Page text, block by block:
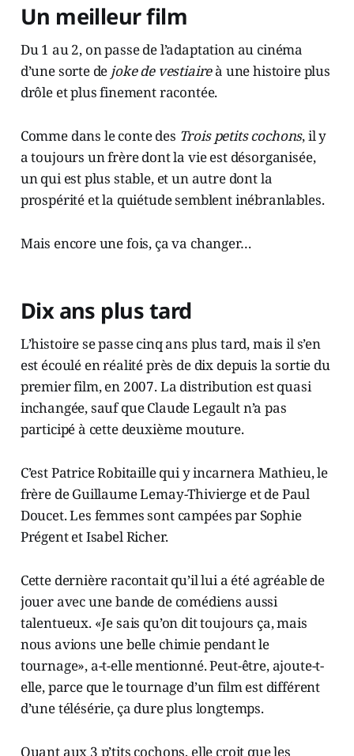
Un meilleur film
Du 1 au 2, on passe de l’adaptation au cinéma
d’une sorte de joke de vestiaireà une histoire plus
drôle et plus finement racontée.
Comme dans le conte des Trois petits cochons, il y
a toujours un frère dont la vie est désorganisée,
un qui est plus stable, et un autre dont la
prospérité et la quiétude semblent inébranlables.
Mais encore une fois, ça va changer…
Dix ans plus tard
L’histoire se passe cinq ans plus tard, mais il s’en
est écoulé en réalité près de dix depuis la sortie du
premier film, en 2007. La distribution est quasi
inchangée, sauf que Claude Legault n’a pas
participé à cette deuxième mouture.
C’est Patrice Robitaille qui y incarnera Mathieu, le
frère de Guillaume Lemay-Thivierge et de Paul
Doucet. Les femmes sont campées par Sophie
Prégent et Isabel Richer.
Cette dernière racontait qu’il lui a été agréable de
jouer avec une bande de comédiens aussi
talentueux. «Je sais qu’on dit toujours ça, mais
nous avions une belle chimie pendant le
tournage», a-t-elle mentionné. Peut-être, ajoute-t-
elle, parce que le tournage d’un film est différent
d’une télésérie, ça dure plus longtemps.
Quant aux 3 p’tits cochons, elle croit que les